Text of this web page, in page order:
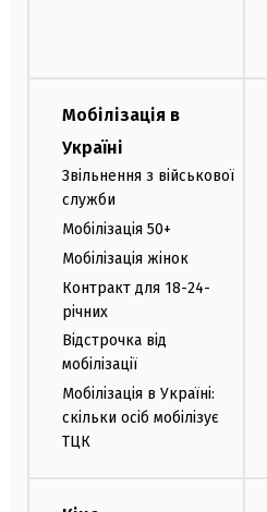
Мобілізація в
Україні
Звільнення з військової
служби
Мобілізація 50+
Мобілізація жінок
Контракт для 18-24-
річних
Відстрочка від
мобілізації
Мобілізація в Україні:
скільки осіб мобілізує
ТЦК